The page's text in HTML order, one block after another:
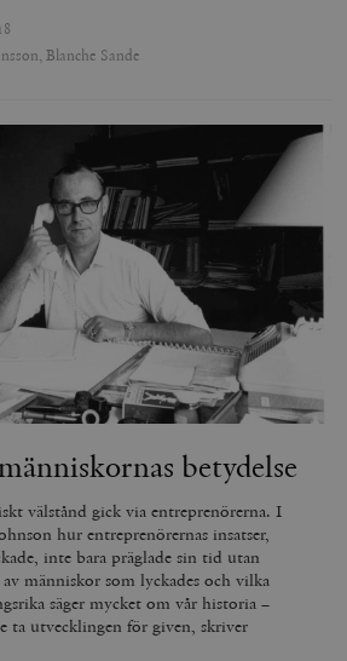
Blanche Sande
betydelse
välstånd gick via entreprenörerna. I
hur entreprenörernas insatser,
inte bara präglade sin tid utan
människor som lyckades och vilka
säger mycket om vår historia –
ta utvecklingen för given, skriver